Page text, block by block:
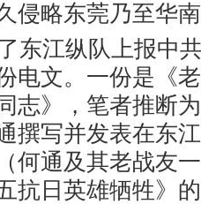
侵略东莞乃至华
东江纵队上报中
电文。一份是《
志》，笔者推断
撰写并发表在东
何通及其老战友
抗日英雄牺牲》